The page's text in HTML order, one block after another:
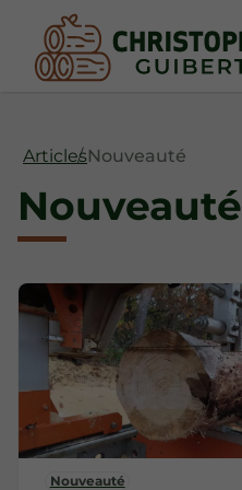
ArticlesNouveauté
Nouveauté
Nouveauté